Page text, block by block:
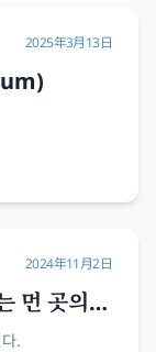
2025年3月13日
2024年11月2日
먼 곳의
.